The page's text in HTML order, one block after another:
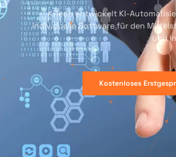
KITech entwickelt KI-
individuelle Software für den
und
Kostenloses